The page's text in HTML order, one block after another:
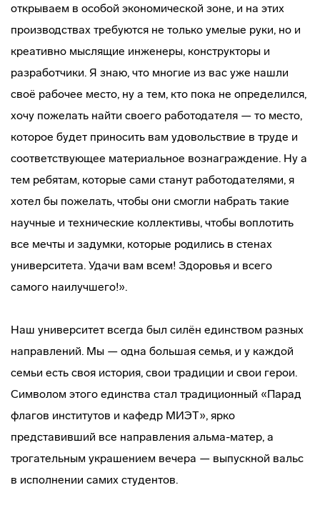
открываем в особой экономической зоне, и на этих
производствах требуются не только умелые руки, но и
креативно мыслящие инженеры, конструкторы и
разработчики. Я знаю, что многие из вас уже нашли
своё рабочее место, ну а тем, кто пока не определился,
хочу пожелать найти своего работодателя — то место,
которое будет приносить вам удовольствие в труде и
соответствующее материальное вознаграждение. Ну а
тем ребятам, которые сами станут работодателями, я
хотел бы пожелать, чтобы они смогли набрать такие
научные и технические коллективы, чтобы воплотить
все мечты и задумки, которые родились в стенах
университета. Удачи вам всем! Здоровья и всего
самого наилучшего!».
Наш университет всегда был силён единством разных
направлений. Мы — одна большая семья, и у каждой
семьи есть своя история, свои традиции и свои герои.
Символом этого единства стал традиционный «Парад
флагов институтов и кафедр МИЭТ», ярко
представивший все направления альма-матер, а
трогательным украшением вечера — выпускной вальс
в исполнении самих студентов.